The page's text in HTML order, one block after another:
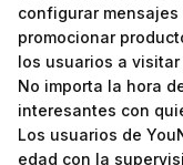
configurar
promocionar
los usuarios a
No importa la hora
interesantes con
Los usuarios de
edad con la